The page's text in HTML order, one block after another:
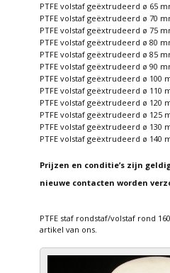
PTFE volstaf geëxtrudeerd ø 65
PTFE volstaf geëxtrudeerd ø 70
PTFE volstaf geëxtrudeerd ø 75
PTFE volstaf geëxtrudeerd ø 80
PTFE volstaf geëxtrudeerd ø 85
PTFE volstaf geëxtrudeerd ø 90
PTFE volstaf geëxtrudeerd ø 100
PTFE volstaf geëxtrudeerd ø 110
PTFE volstaf geëxtrudeerd ø 120
PTFE volstaf geëxtrudeerd ø 125
PTFE volstaf geëxtrudeerd ø 130
PTFE volstaf geëxtrudeerd ø 140
Prijzen en conditie’s zijn
nieuwe contacten worden
PTFE staf rondstaf/volstaf rond
artikel van ons.